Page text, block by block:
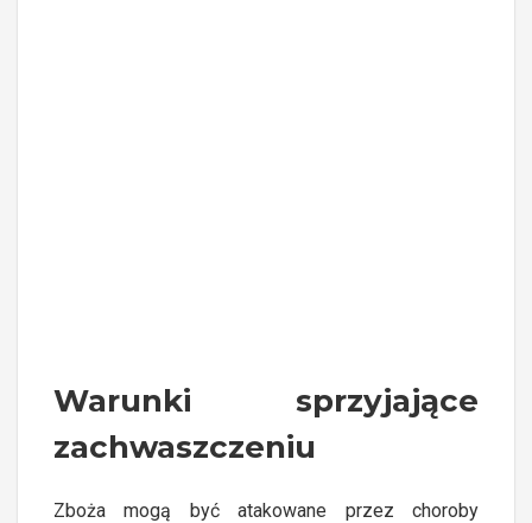
Warunki sprzyjające
zachwaszczeniu
Zboża mogą być atakowane przez choroby